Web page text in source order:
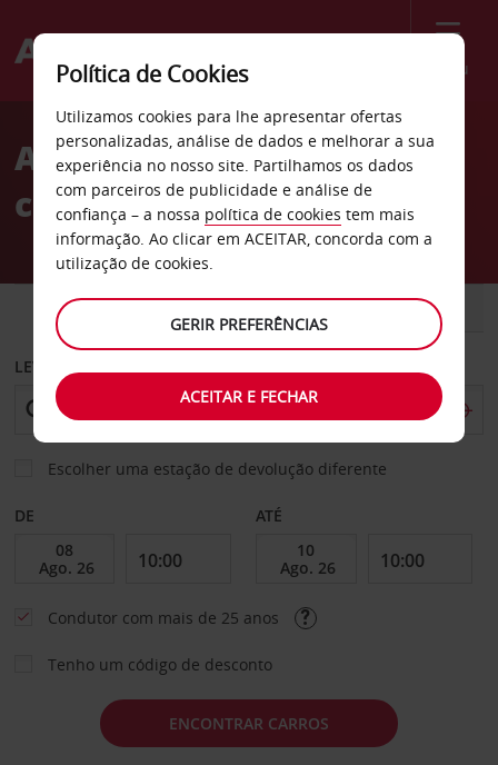
Menu
Welcome
AvisAluguer de
carros Slependen
CARRO COMERCIAIS
LEVANTAR EM
Escolher uma estação de devolução diferente
DE ATÉ
Condutor com mais de 25 anos
Tenho um código de desconto
ENCONTRAR CARROS
Política de Cookies
Utilizamos cookies para lhe apresentar ofertas
personalizadas, análise de dados e melhorar a sua
experiência no nosso site. Partilhamos os dados
com parceiros de publicidade e análise de
confiança – a nossa política de cookies tem mais
informação. Ao clicar em ACEITAR, concorda com a
utilização de cookies.
GERIR PREFERÊNCIAS
ACEITAR E FECHAR